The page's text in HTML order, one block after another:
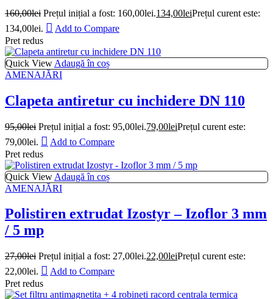
160,00lei Prețul inițial a fost: 160,00lei.134,00leiPrețul curent este:
134,00lei.
Add to Compare
Pret redus
Quick View Adaugă în coș
AMENAJĂRI
Clapeta antiretur cu inchidere DN 110
95,00lei Prețul inițial a fost: 95,00lei.79,00leiPrețul curent este:
79,00lei.
Add to Compare
Pret redus
Quick View Adaugă în coș
AMENAJĂRI
Polistiren extrudat Izostyr – Izoflor 3 mm
/ 5 mp
27,00lei Prețul inițial a fost: 27,00lei.22,00leiPrețul curent este:
22,00lei.
Add to Compare
Pret redus